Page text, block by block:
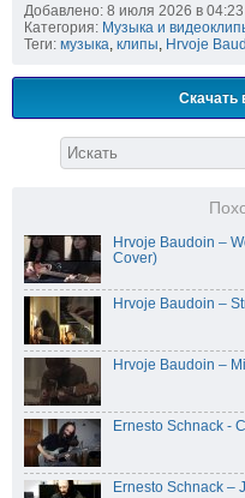
Добавлено: 8 июля 2026 в 04:23
Категория: Музыка и
Теги: музыка, клипы, Hrvoje
Скачать
Hrvoje Baudoin –
Cover)
Hrvoje Baudoin –
Hrvoje Baudoin –
Ernesto Schnack -
Ernesto Schnack –